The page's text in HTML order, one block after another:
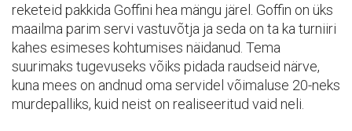
reketeid pakkida Goffini hea mängu järel. Goffin on üks
maailma parim servi vastuvõtja ja seda on ta ka turniiri
kahes esimeses kohtumises näidanud. Tema
suurimaks tugevuseks võiks pidada raudseid närve,
kuna mees on andnud oma servidel võimaluse 20-neks
murdepalliks, kuid neist on realiseeritud vaid neli.